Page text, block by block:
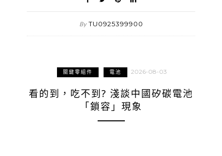
By TU0925399900
關鍵零組件 電池 2026-08-03
看的到，吃不到? 淺談中國矽碳電池
「鎖容」現象